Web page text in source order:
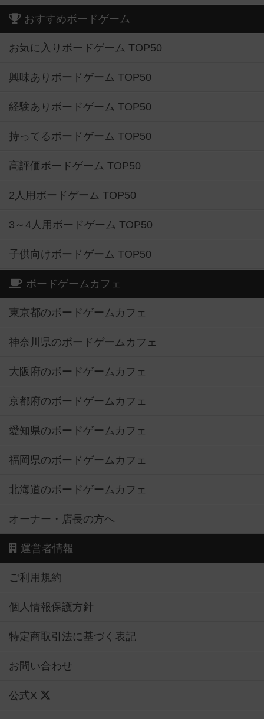
おすすめボードゲーム
お気に入りボードゲーム TOP50
興味ありボードゲーム TOP50
経験ありボードゲーム TOP50
持ってるボードゲーム TOP50
高評価ボードゲーム TOP50
2人用ボードゲーム TOP50
3～4人用ボードゲーム TOP50
子供向けボードゲーム TOP50
ボードゲームカフェ
東京都のボードゲームカフェ
神奈川県のボードゲームカフェ
大阪府のボードゲームカフェ
京都府のボードゲームカフェ
愛知県のボードゲームカフェ
福岡県のボードゲームカフェ
北海道のボードゲームカフェ
オーナー・店長の方へ
運営者情報
ご利用規約
個人情報保護方針
特定商取引法に基づく表記
お問い合わせ
公式X